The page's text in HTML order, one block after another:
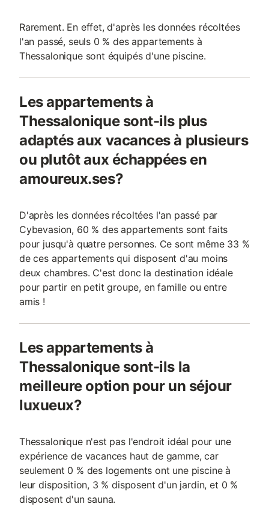
Rarement. En effet, d'après les données récoltées
l'an passé, seuls 0 % des appartements à
Thessalonique sont équipés d'une piscine.
Les appartements à
Thessalonique sont-ils plus
adaptés aux vacances à plusieurs
ou plutôt aux échappées en
amoureux.ses?
D'après les données récoltées l'an passé par
Cybevasion, 60 % des appartements sont faits
pour jusqu'à quatre personnes. Ce sont même 33 %
de ces appartements qui disposent d'au moins
deux chambres. C'est donc la destination idéale
pour partir en petit groupe, en famille ou entre
amis !
Les appartements à
Thessalonique sont-ils la
meilleure option pour un séjour
luxueux?
Thessalonique n'est pas l'endroit idéal pour une
expérience de vacances haut de gamme, car
seulement 0 % des logements ont une piscine à
leur disposition, 3 % disposent d'un jardin, et 0 %
disposent d'un sauna.